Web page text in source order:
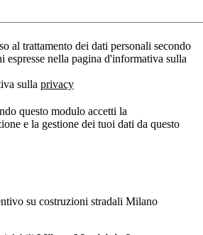
al trattamento dei dati personali secondo
espresse nella pagina d'informativa sulla
sulla privacy
questo modulo accetti la
e la gestione dei tuoi dati da questo